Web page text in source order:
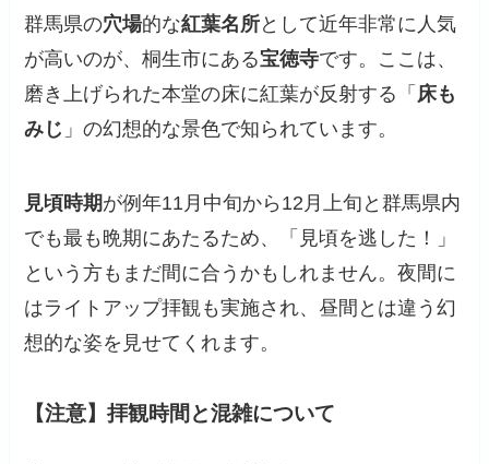
群馬県の穴場的な紅葉名所として近年非常に人気
が高いのが、桐生市にある宝徳寺です。ここは、
磨き上げられた本堂の床に紅葉が反射する「 床も
みじ 」の幻想的な景色で知られています。
見頃時期が例年11月中旬から12月上旬と群馬県内
でも最も晩期にあたるため、「見頃を逃した！」
という方もまだ間に合うかもしれません。夜間に
はライトアップ拝観も実施され、昼間とは違う幻
想的な姿を見せてくれます。
【注意】拝観時間と混雑について